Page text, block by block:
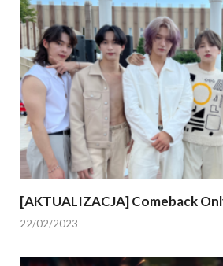
[AKTUALIZACJA] Comeback
22/02/2023